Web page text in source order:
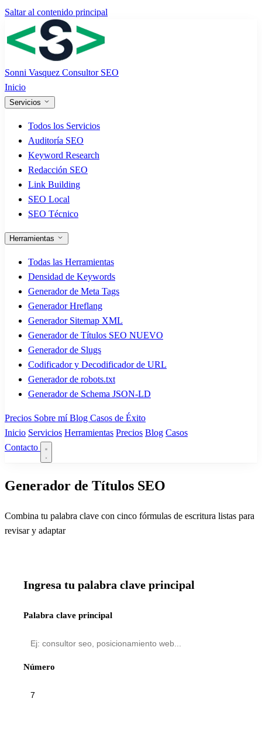
Saltar al contenido principal
Sonni Vasquez Consultor SEO
Inicio
Servicios
Todos los Servicios
Auditoría SEO
Keyword Research
Redacción SEO
Link Building
SEO Local
SEO Técnico
Herramientas
Todas las Herramientas
Densidad de Keywords
Generador de Meta Tags
Generador Hreflang
Generador Sitemap XML
Generador de Títulos SEO NUEVO
Generador de Slugs
Codificador y Decodificador de URL
Generador de robots.txt
Generador de Schema JSON-LD
Precios Sobre míBlog Casos de Éxito
Inicio Servicios Herramientas Precios Blog Casos
Contacto
Generador de Títulos SEO
Combina tu palabra clave con cinco fórmulas de escritura listas para
revisar y adaptar
Ingresa tu palabra clave principal
Palabra clave principal
Número